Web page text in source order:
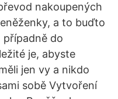
nakoupených
a to buďto
případně do
je, abyste
jen vy a nikdo
sobě Vytvoření